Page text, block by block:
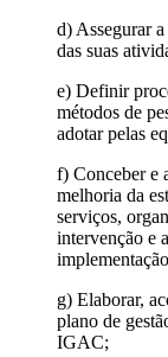
d) Assegurar
das suas
e) Definir
métodos de
adotar pelas
f) Conceber e
melhoria da
serviços,
intervenção e
g) Elaborar,
plano de
IGAC;